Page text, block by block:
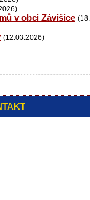
v obci Závišice
(12.03.2026)